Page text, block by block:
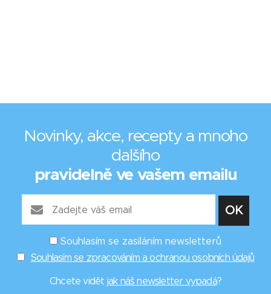
Novinky, akce, recepty a mnoho
dalšího
pravidelně ve vašem emailu
Souhlasím se zasíláním newsletterů
Souhlasím se zpracováním a ochranou osobních údajů
Chcete vidět jak náš newsletter vypadá?